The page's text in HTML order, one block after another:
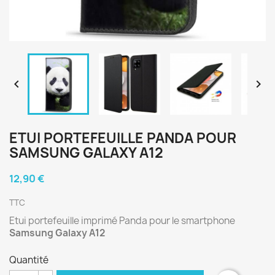
 
ETUI PORTEFEUILLE PANDA POUR
SAMSUNG GALAXY A12
12,90 €
TTC
Etui portefeuille imprimé Panda pour le smartphone
Samsung Galaxy A12
Quantité